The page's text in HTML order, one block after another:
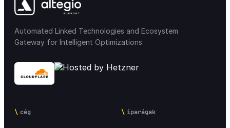
Automated Linked Technologies and Ecosystem
Gateway for Intelligent Optimizations
cég iparágak